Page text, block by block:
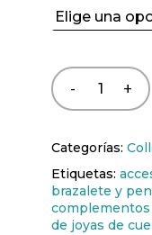
Categorías:
Etiquetas:
brazalete y
de joyas de